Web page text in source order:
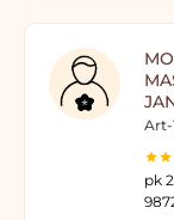
Art-
pk